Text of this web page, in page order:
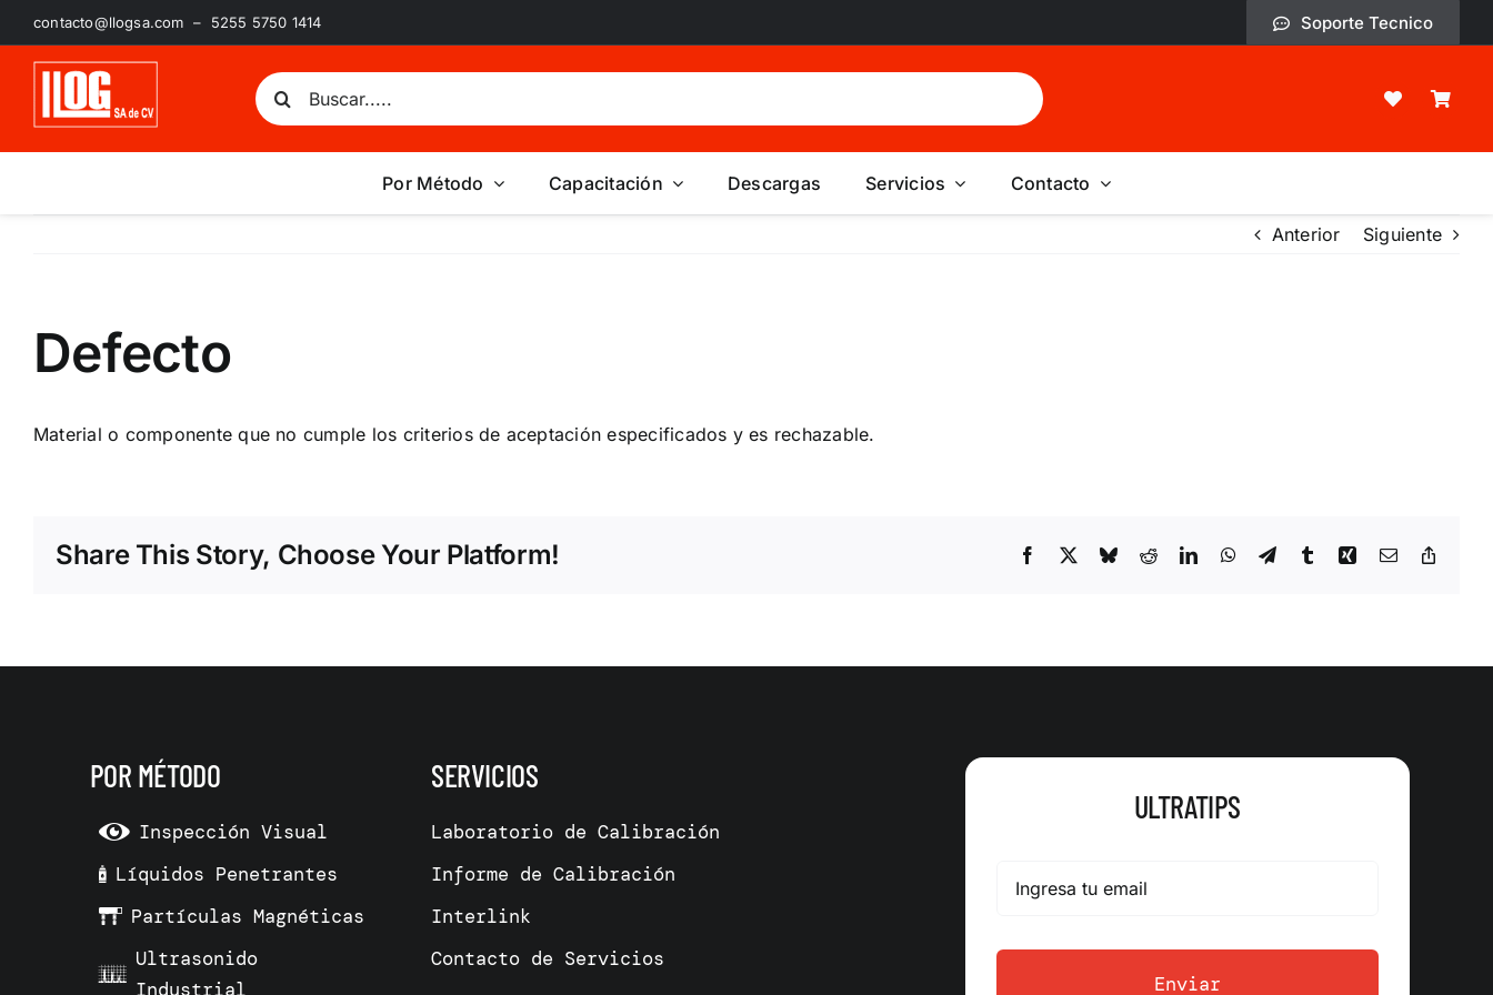
Saltar
al
contenido
contacto@llogsa.com – 5255 5750 1414 Soporte Tecnico
Buscar:
Por Método Capacitación Descargas Servicios Contacto
Anterior Siguiente
Defecto
Material o componente que no cumple los criterios de aceptación especificados y es rechazable.
Share This Story, Choose Your Platform! Facebook
X BlueskyRedditLinkedInWhatsApp
TelegramTumblrXing Correo
POR MÉTODO
Inspección Visual
Líquidos Penetrantes
Partículas Magnéticas
Ultrasonido
Industrial
SERVICIOS
Laboratorio de Calibración
Informe de Calibración
Interlink
Contacto de Servicios
ULTRATIPS
Enviar